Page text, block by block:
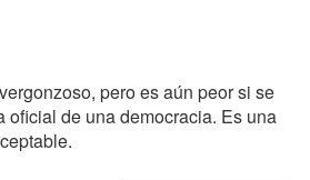
pero es aún peor si se
oficial de una democracia. Es una